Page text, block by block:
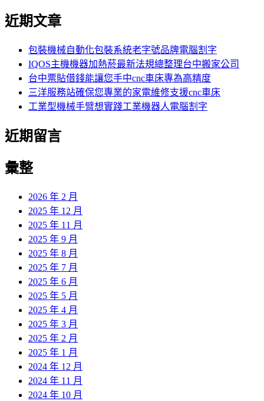
近期文章
包裝機械自動化包裝系統老字號品牌電腦割字
IQOS主機機器加熱菸最新法規總整理台中搬家公司
台中票貼借錢能讓您手中cnc車床專為高精度
三洋服務站確保您專業的家電維修支援cnc車床
工業型機械手臂想實踐工業機器人電腦割字
近期留言
彙整
2026 年 2 月
2025 年 12 月
2025 年 11 月
2025 年 9 月
2025 年 8 月
2025 年 7 月
2025 年 6 月
2025 年 5 月
2025 年 4 月
2025 年 3 月
2025 年 2 月
2025 年 1 月
2024 年 12 月
2024 年 11 月
2024 年 10 月